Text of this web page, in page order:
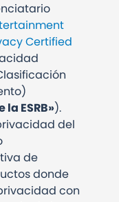
Certified
ESRB»).
del
de
donde
con